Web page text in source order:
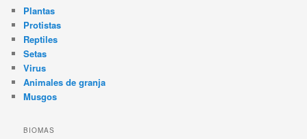
Plantas
Protistas
Reptiles
Setas
Virus
Animales de granja
Musgos
BIOMAS